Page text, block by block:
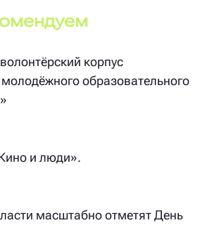
корпус
образовательного
и люди».
масштабно отметят День